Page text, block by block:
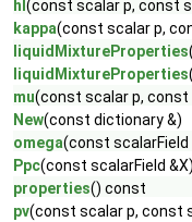
hl (const scalar p, const
kappa(const scalar p,
liquidMixtureProperties
liquidMixtureProperties
mu(const scalar p, const
New(const dictionary &)
omega(const
Ppc(const scalarField
properties() const
pv(const scalar p, const